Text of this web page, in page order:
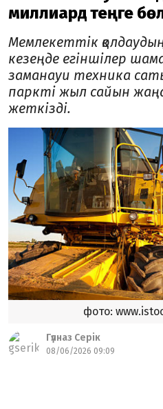
миллиард теңге
Мемлекеттік
кезеңде егіншілер
заманауи техника
паркті жыл сайын
жеткізді.
фото:
Гүлназ Серік
08/06/2026 09:09